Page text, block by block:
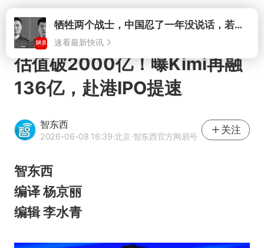
打开牺牲两个战士，中国忍了一年没说话，若菲律宾死了人，他会开战吗
速看最新快讯
估值破2000亿！曝Kimi再融
136亿，赴港IPO提速
智东西
2026-06-08 16:39·北京·智东西官方网易号
关注
智东西
编译 杨京丽
编辑 李水青